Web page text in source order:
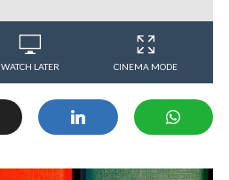
WATCH LATER CINEMA MODE